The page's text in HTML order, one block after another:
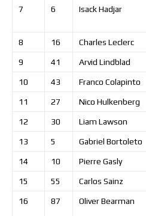
7 6 IsackHadjar
8 16 Charles Leclerc
9 41 Arvid Lindblad
10 43 Franco Colapinto
11 27 Nico Hulkenberg
12 30 Liam Lawson
13 5 Gabriel Bortoleto
14 10 Pierre Gasly
15 55 Carlos Sainz
16 87 OliverBearman